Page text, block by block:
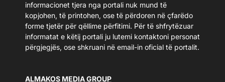
informacionet tjera nga portali nuk mund të
kopjohen, të printohen, ose të përdoren në çfarëdo
forme tjetër për qëllime përfitimi. Për të shfrytëzuar
informatat e këtij portali ju lutemi kontaktoni personat
përgjegjës, ose shkruani në email-in oficial të portalit.
ALMAKOS MEDIA GROUP